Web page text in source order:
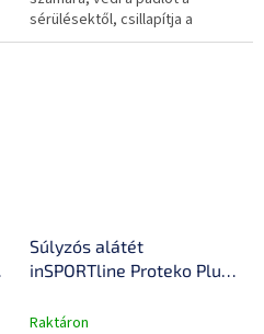
sérülésektől, csillapítja a
rezgést és a zajt, emellett
Súlyzós alátét
inSPORTline Proteko Plus
padlót a károsodástól,
Raktáron